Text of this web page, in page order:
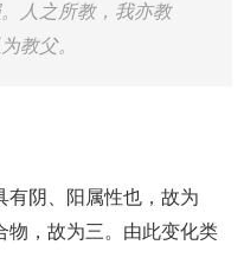
人之所教，我亦教
教父。
有阴、阳属性也，故为
物，故为三。由此变化类